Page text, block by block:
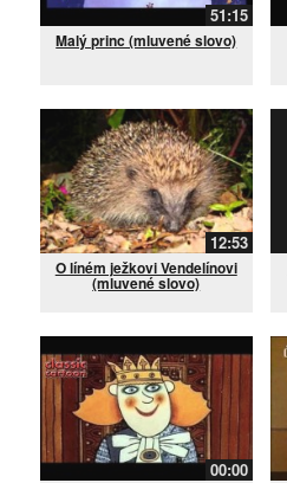
51:15
Malý princ (mluvené slovo)
12:53
O líném ježkovi Vendelínovi
(mluvené slovo)
00:00